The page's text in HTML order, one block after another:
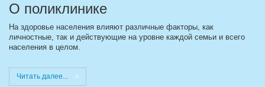
О поликлинике
На здоровье населения влияют различные факторы, как
личностные, так и действующие на уровне каждой семьи и всего
населения в целом.
Читать далее...